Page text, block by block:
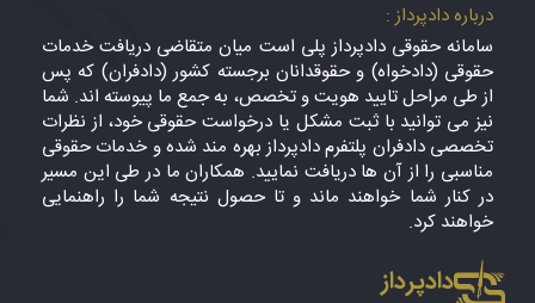
درباره دادپرداز :
سامانه حقوقی دادپرداز پلی است میان متقاضی دریافت خدمات
حقوقی (دادخواه) و حقوقدانان برجسته کشور (دادفران) که پس
از طی مراحل تایید هویت و تخصص، به جمع ما پیوسته اند. شما
نیز می توانید با ثبت مشکل یا درخواست حقوقی خود، از نظرات
تخصصی دادفران پلتفرم دادپرداز بهره مند شده و خدمات حقوقی
مناسبی را از آن ها دریافت نمایید. همکاران ما در طی این مسیر
در کنار شما خواهند ماند و تا حصول نتیجه شما را راهنمایی
خواهند کرد.
دادپرداز